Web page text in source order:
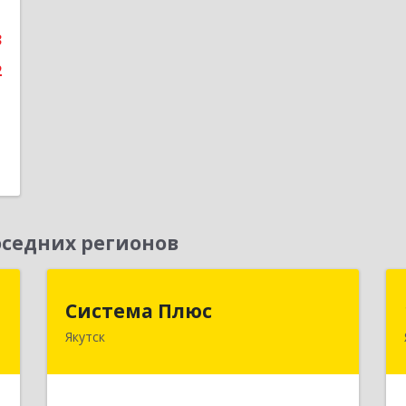
регионов
Система Плюс
Якутск677000, Саха /Якутия/ Респ, Якутск г,